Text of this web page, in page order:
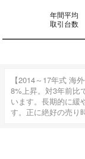
年間平均
取引台数
【2014～17年式 海
8%上昇。対3年前比
います。長期的に緩
す。正に絶好の売り